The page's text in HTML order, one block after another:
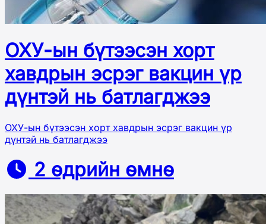
ОХУ-ын бүтээсэн хорт
хавдрын эсрэг вакцин үр
дүнтэй нь батлагджээ
ОХУ-ын бүтээсэн хорт хавдрын эсрэг вакцин үр
дүнтэй нь батлагджээ
2 өдрийн өмнө